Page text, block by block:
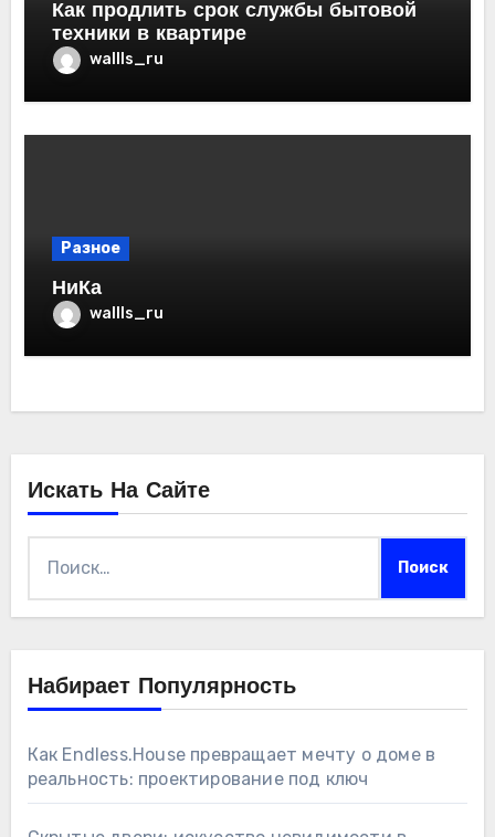
Как продлить срок службы бытовой
техники в квартире
wallls_ru
Разное
НиКа
wallls_ru
Искать На Сайте
Набирает Популярность
Как Endless.House превращает мечту о доме в
реальность: проектирование под ключ